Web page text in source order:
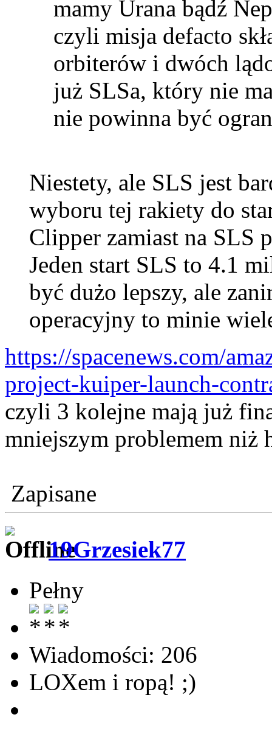
mamy Urana bądź
czyli misja defacto
orbiterów i dwóch
już SLSa, który nie
nie powinna być
Niestety, ale SLS jest
wyboru tej rakiety do
Clipper zamiast na SLS
Jeden start SLS to 4.1
być dużo lepszy, ale
operacyjny to minie
https://spacenews.com/
project-kuiper-launch-
czyli 3 kolejne mają już
mniejszym problemem niż
Zapisane
19Grzesiek77
Pełny
Wiadomości: 206
LOXem i ropą! ;)